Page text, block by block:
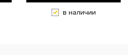
в наличии